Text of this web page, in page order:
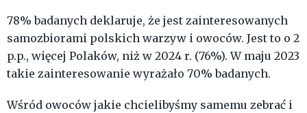
78% badanych deklaruje, że jest zainteresowanych
samozbiorami polskich warzyw i owoców. Jest to o 2
p.p., więcej Polaków, niż w 2024 r. (76%). W maju 2023
takie zainteresowanie wyrażało 70% badanych.
Wśród owoców jakie chcielibyśmy samemu zebrać i